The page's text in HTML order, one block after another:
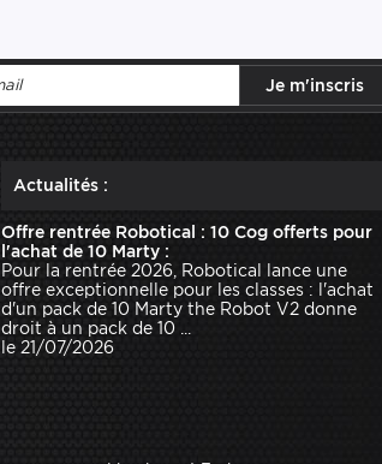
Actualités :
Offre rentrée Robotical : 10 Cog offerts pour
l'achat de 10 Marty :
Pour la rentrée 2026, Robotical lance une
offre exceptionnelle pour les classes : l'achat
d'un pack de 10 Marty the Robot V2 donne
droit à un pack de 10 ...
le 21/07/2026